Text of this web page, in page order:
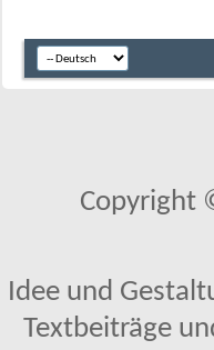
Copyright
Idee und
Textbeiträge